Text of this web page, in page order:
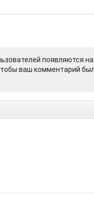
появляются
ваш комментарий был